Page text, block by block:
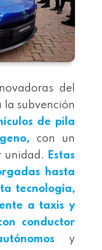
del
la subvención
de pila
, con un
unidad.
Estas
hasta
tecnología,
a taxis y
conductor
y